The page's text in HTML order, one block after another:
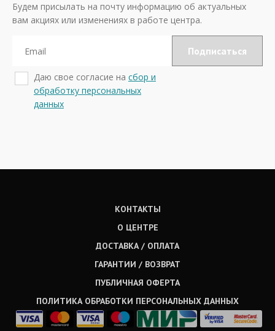
Будем присылать на почту информацию об актуальных
вам акциях или изменениях в работе центра.
Даю свое согласие на сбор и
обработку персональных
данных
КОНТАКТЫ
О ЦЕНТРЕ
ДОСТАВКА / ОПЛАТА
ГАРАНТИИ / ВОЗВРАТ
ПУБЛИЧНАЯ ОФЕРТА
ПОЛИТИКА ОБРАБОТКИ ПЕРСОНАЛЬНЫХ ДАННЫХ